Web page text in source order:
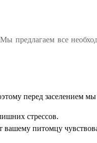
предлагаем все
перед заселением
стрессов.
вашему питомцу